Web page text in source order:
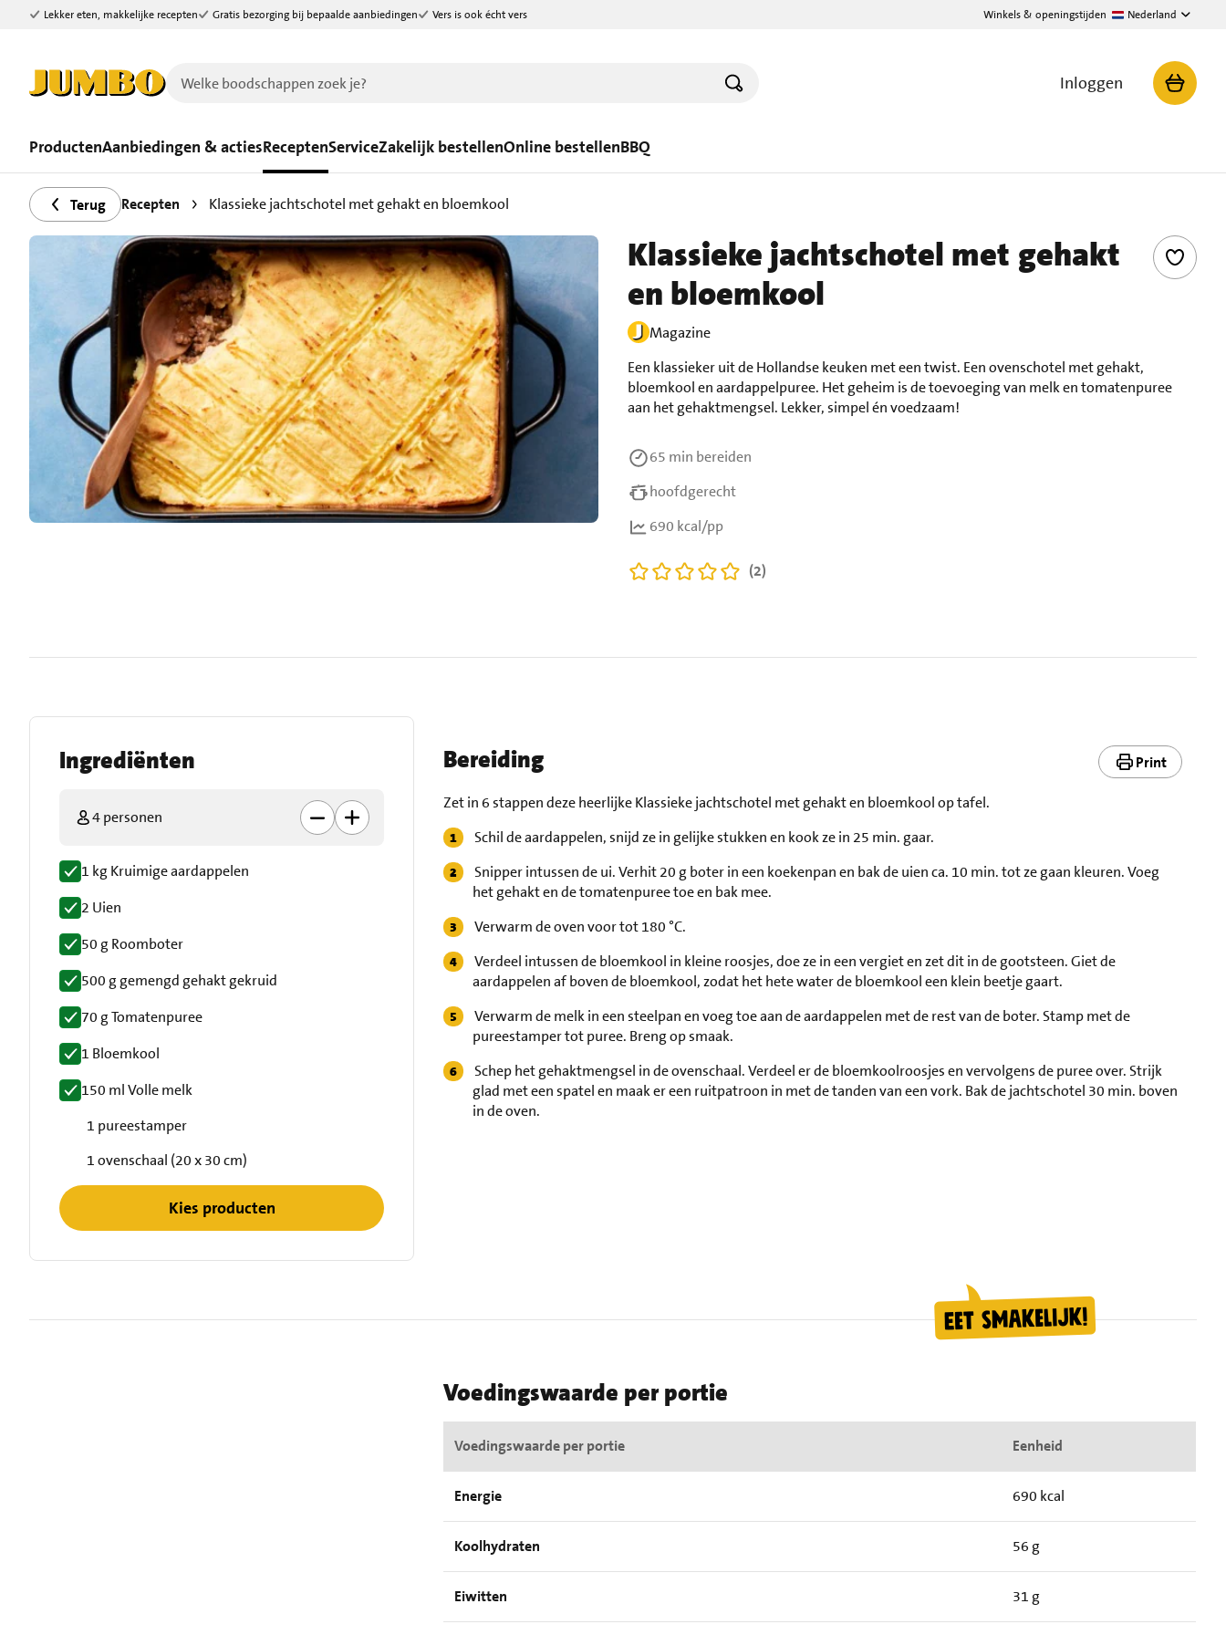
Ga naar zoeken
Ga naar hoofdinhoud
Lekker eten, makkelijke recepten Gratis bezorging bij bepaalde aanbiedingen Vers is ook écht vers Winkels & openingstijden Nederland
Inloggen
ProductenAanbiedingen & actiesReceptenServiceZakelijk bestellenOnline bestellenBBQ
Terug Recepten Klassieke jachtschotel met gehakt en bloemkool
Klassieke jachtschotel met gehakt
en bloemkool
Magazine
Een klassieker uit de Hollandse keuken met een twist. Een ovenschotel met gehakt,
bloemkool en aardappelpuree. Het geheim is de toevoeging van melk en tomatenpuree
aan het gehaktmengsel. Lekker, simpel én voedzaam!
65 min bereiden
hoofdgerecht
690 kcal/pp
(2)
Ingrediënten
4 personen
1 kg Kruimige aardappelen
2 Uien
50 g Roomboter
500 g gemengd gehakt gekruid
70 g Tomatenpuree
1 Bloemkool
150 ml Volle melk
1 pureestamper
1 ovenschaal (20 x 30 cm)
Kies producten
Bereiding Print
Zet in 6 stappen deze heerlijke Klassieke jachtschotel met gehakt en bloemkool op tafel.
Schil de aardappelen, snijd ze in gelijke stukken en kook ze in 25 min. gaar.
Snipper intussen de ui. Verhit 20 g boter in een koekenpan en bak de uien ca. 10 min. tot ze gaan kleuren. Voeg
het gehakt en de tomatenpuree toe en bak mee.
Verwarm de oven voor tot 180 °C.
Verdeel intussen de bloemkool in kleine roosjes, doe ze in een vergiet en zet dit in de gootsteen. Giet de
aardappelen af boven de bloemkool, zodat het hete water de bloemkool een klein beetje gaart.
Verwarm de melk in een steelpan en voeg toe aan de aardappelen met de rest van de boter. Stamp met de
pureestamper tot puree. Breng op smaak.
Schep het gehaktmengsel in de ovenschaal. Verdeel er de bloemkoolroosjes en vervolgens de puree over. Strijk
glad met een spatel en maak er een ruitpatroon in met de tanden van een vork. Bak de jachtschotel 30 min. boven
in de oven.
Voedingswaarde per portie
Voedingswaarde per portie Eenheid
Energie 690 kcal
Koolhydraten 56 g
Eiwitten 31 g